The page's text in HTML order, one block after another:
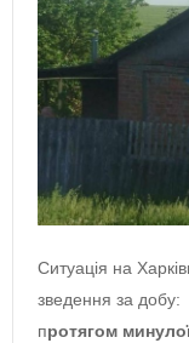
Ситуація на
зведення за добу:
протягом